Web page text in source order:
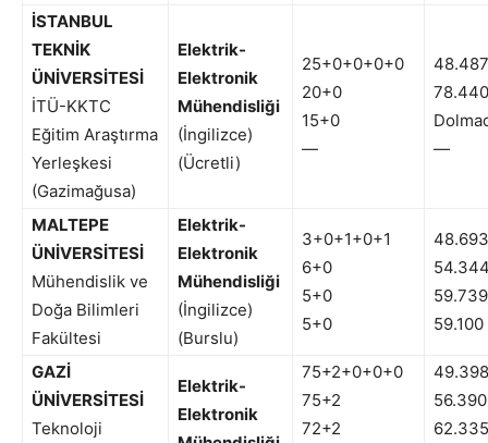
İSTANBUL
TEKNİK
ÜNİVERSİTESİ
İTÜ-KKTC
Eğitim Araştırma
Yerleşkesi
(Gazimağusa)
Elektrik-
Elektronik
Mühendisliği
(İngilizce)
(Ücretli)
25+0+0+0+0
20+0
15+0
—
48.487
78.440
—
MALTEPE
ÜNİVERSİTESİ
Mühendislik ve
Doğa Bilimleri
Fakültesi
Elektrik-
Elektronik
Mühendisliği
(İngilizce)
(Burslu)
3+0+1+0+1
6+0
5+0
5+0
48.693
59.739
59.100
GAZİ
ÜNİVERSİTESİ
Teknoloji
Elektrik-
Elektronik
75+2+0+0+0
75+2
72+2
49.398
56.390
62.335